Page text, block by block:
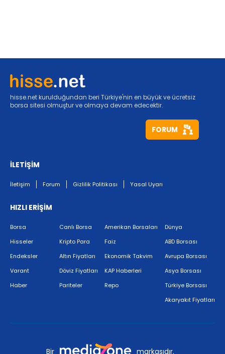
hisse.net kurulduğundan beri Türkiye'nin en büyük ve ücretsiz
borsa sitesi olmuştur ve olmaya devam edecektir.
FORUM
İLETİŞİM
İletişim Forum Gizlilik Politikası Yasal Uyarı
HIZLI ERİŞİM
Borsa
Hisseler
Endeksler
Varant
Haber
Canlı Borsa
Kripto Para
Altın Fiyatları
Döviz Fiyatları
Pariteler
Amerikan Borsaları
Faiz
Ekonomik Takvim
KAP Haberleri
Repo
Dünya
ABD Borsası
Avrupa Borsası
Asya Borsası
Türkiye Borsası
Akaryakıt Fiyatları
Bir markasıdır.